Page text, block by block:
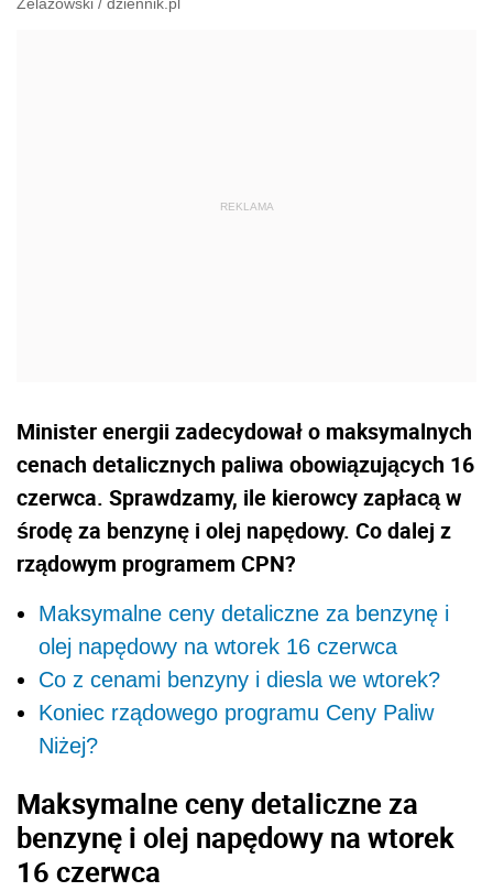
Minister energii zadecydował o maksymalnych
cenach detalicznych paliwa obowiązujących 16
czerwca. Sprawdzamy, ile kierowcy zapłacą w
środę za benzynę i olej napędowy. Co dalej z
rządowym programem CPN?
Maksymalne ceny detaliczne za benzynę i
olej napędowy na wtorek 16 czerwca
Co z cenami benzyny i diesla we wtorek?
Koniec rządowego programu Ceny Paliw
Niżej?
Maksymalne ceny detaliczne za
benzynę i olej napędowy na wtorek
16 czerwca